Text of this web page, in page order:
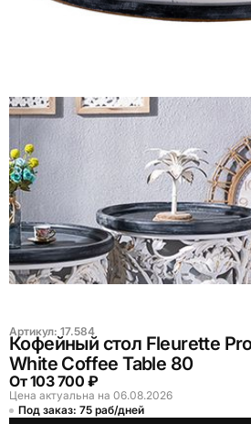
Артикул: 17.584
Кофейный стол Fleurette
White Coffee Table 80
От103 700 ₽
Цена актуальна на 06.08.2026
Под заказ: 75 раб/дней